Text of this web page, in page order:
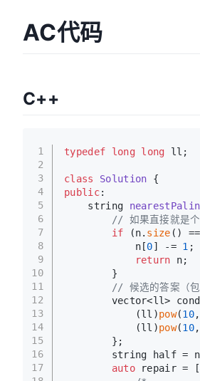
AC代码
C++
1
2
3
4
5
6
7
8
9
10
11
12
13
14
15
16
17
typedef long long ll;
class Solution {
public:
string
// 如果直接就是个
if (n. size () ==
            n[
0] -= 1 ;
return n;
        }
// 候选的答案（
vector<ll>
            (ll)
pow(10
            (ll)
pow(10
        };
string half =
auto repair =